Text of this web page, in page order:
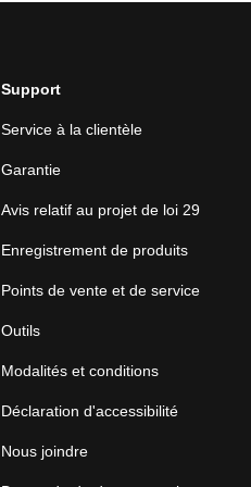
Support
Service à la clientèle
Garantie
Avis relatif au projet de loi 29
Enregistrement de produits
Points de vente et de service
Outils
Modalités et conditions
Déclaration d'accessibilité
Nous joindre